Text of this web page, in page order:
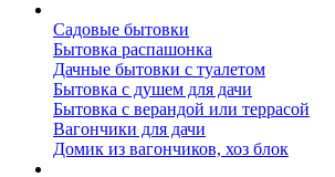
Садовые бытовки
Бытовка распашонка
Дачные бытовки с туалетом
Бытовка с душем для дачи
Бытовка с верандой или террасой
Вагончики для дачи
Домик из вагончиков, хоз блок